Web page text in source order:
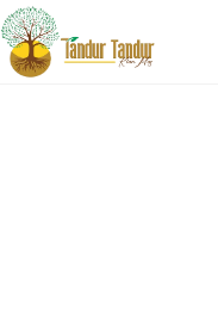
Skip
to
content